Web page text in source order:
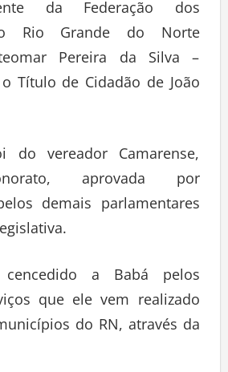
da Federação dos
Rio Grande do Norte
Pereira da Silva –
Título de Cidadão de João
do vereador Camarense,
aprovada por
demais parlamentares
a Babá pelos
que ele vem realizado
do RN, através da